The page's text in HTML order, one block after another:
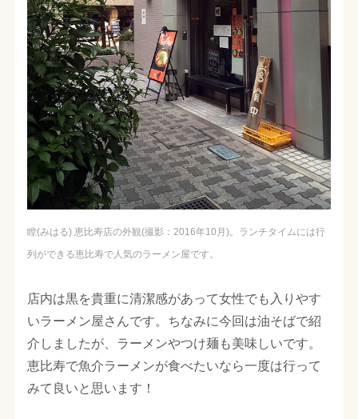
瞠(みはる) 恵比寿店の外観(撮影：2016年10月)。ランチタイムには行
列ができる恵比寿で人気のラーメン屋です。
店内は黒を貴重に清潔感があって女性でも入りやす
いラーメン屋さんです。ちなみに今回は油そばで紹
介しましたが、ラーメンやつけ麺も美味しいです。
恵比寿で魚介ラーメンが食べたいなら一度は行って
みて良いと思います！